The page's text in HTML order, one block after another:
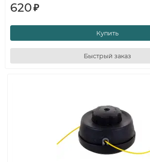
620₽
Купить
Быстрый заказ